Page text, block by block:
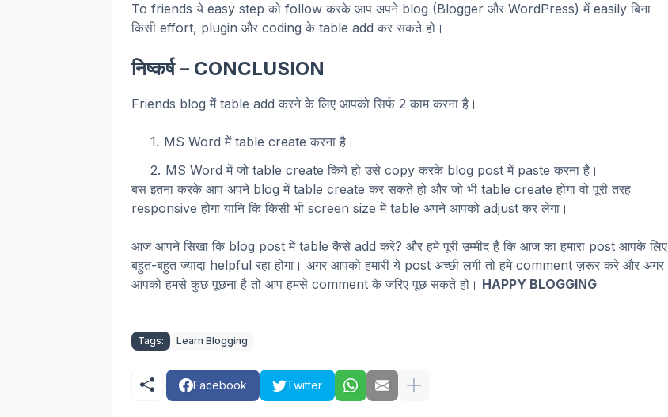
To friends ये easy step को follow करके आप अपने blog (Blogger और WordPress) में easily बिना
किसी effort, plugin और coding के table add कर सकते हो।
निष्कर्ष – CONCLUSION
Friends blog में table add करने के लिए आपको सिर्फ 2 काम करना है।
MS Word में table create करना है।
MS Word में जो table create किये हो उसे copy करके blog post में paste करना है।
बस इतना करके आप अपने blog में table create कर सकते हो और जो भी table create होगा वो पूरी तरह
responsive होगा यानि कि किसी भी screen size में table अपने आपको adjust कर लेगा।
आज आपने सिखा कि blog post में table कैसे add करे? और हमे पूरी उम्मीद है कि आज का हमारा post आपके लिए
बहुत-बहुत ज्यादा helpful रहा होगा। अगर आपको हमारी ये post अच्छी लगी तो हमे comment ज़रूर करे और अगर
आपको हमसे कुछ पूछना है तो आप हमसे comment के जरिए पूछ सकते हो। HAPPY BLOGGING
Tags: Learn Blogging
Facebook Twitter